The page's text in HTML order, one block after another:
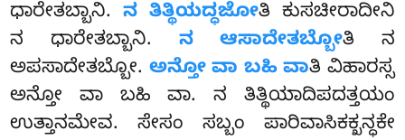
ಧಾರೇತಬ್ಬಾನಿ.ನ ತಿತ್ಥಿಯದ್ಧಜೋತಿ ಕುಸಚೀರಾದೀನಿ
ನ ಧಾರೇತಬ್ಬಾನಿ. ನ ಆಸಾದೇತಬ್ಬೋತಿ ನ
ಅಪಸಾದೇತಬ್ಬೋ. ಅನ್ತೋ ವಾ ಬಹಿ ವಾತಿ ವಿಹಾರಸ್ಸ
ಅನ್ತೋ ವಾ ಬಹಿ ವಾ. ನ ತಿತ್ಥಿಯಾದಿಪದತ್ತಯಂ
ಉತ್ತಾನಮೇವ. ಸೇಸಂ ಸಬ್ಬಂ ಪಾರಿವಾಸಿಕಕ್ಖನ್ಧಕೇ